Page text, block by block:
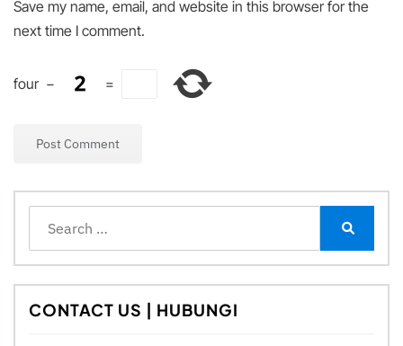
Save my name, email, and website in this browser for the
next time I comment.
four − =
for:
CONTACT US | HUBUNGI